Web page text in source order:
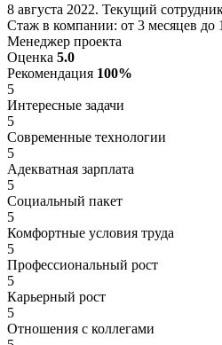
8 августа 2022. Текущий
Стаж в компании: от 3 месяцев до
Менеджер проекта
Оценка 5.0
Рекомендация 100%
5
Интересные задачи
5
Современные технологии
5
Адекватная зарплата
5
Социальный пакет
5
Комфортные условия труда
5
Профессиональный рост
5
Карьерный рост
5
Отношения с коллегами